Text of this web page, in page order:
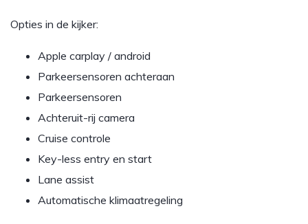
Opties in de kijker:
Apple carplay / android
Parkeersensoren achteraan
Parkeersensoren
Achteruit-rij camera
Cruise controle
Key-less entry en start
Lane assist
Automatische klimaatregeling